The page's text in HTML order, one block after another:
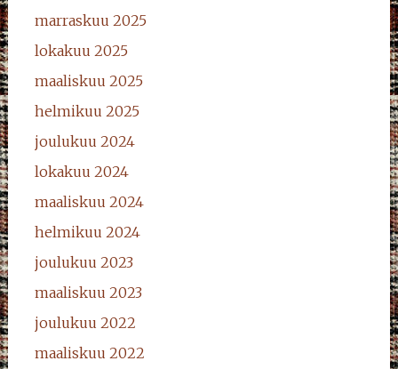
marraskuu 2025
lokakuu 2025
maaliskuu 2025
helmikuu 2025
joulukuu 2024
lokakuu 2024
maaliskuu 2024
helmikuu 2024
joulukuu 2023
maaliskuu 2023
joulukuu 2022
maaliskuu 2022